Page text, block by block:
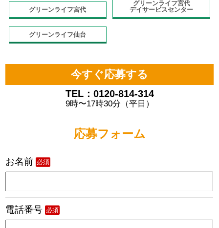
グリーンライフ宮代
グリーンライフ宮代
デイサービスセンター
グリーンライフ仙台
今すぐ応募する
TEL：0120-814-314
9時〜17時30分（平日）
応募フォーム
お名前 必須
電話番号 必須